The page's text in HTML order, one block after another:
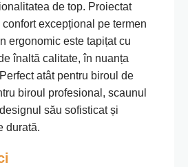
de top. Proiectat
excepțional pe termen
ergonomic este tapițat cu
înaltă calitate, în nuanța
atât pentru biroul de
biroul profesional, scaunul
său sofisticat și
durată.